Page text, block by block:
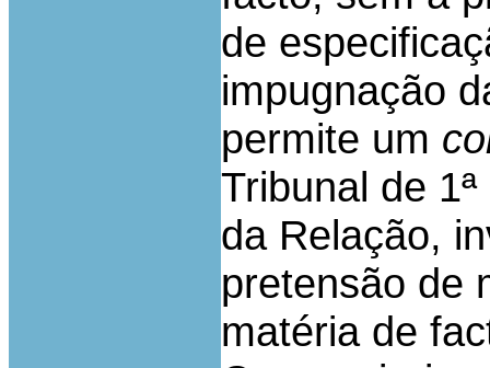
de
impugnação
permite um
Tribunal de
da Relação,
pretensão de
matéria de